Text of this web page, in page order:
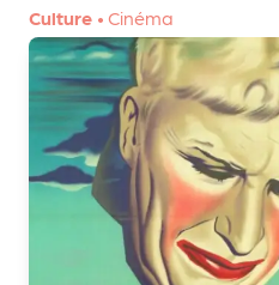
Culture • Cinéma
s
e
r
u
n
é
è